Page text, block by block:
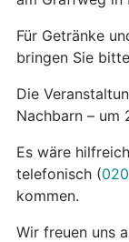
Für Getränke
bringen Sie
Die
Nachbarn – um
Es wäre
telefonisch (
kommen.
Wir freuen uns